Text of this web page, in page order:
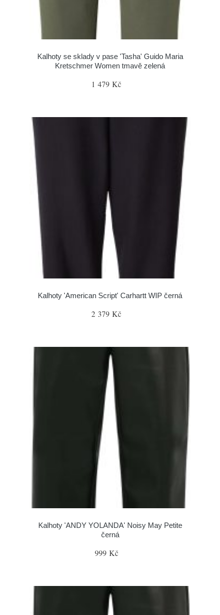
Kalhoty se sklady v pase 'Tasha' Guido Maria
Kretschmer Women tmavě zelená
1 479 Kč
Kalhoty 'American Script' Carhartt WIP černá
2 379 Kč
Kalhoty 'ANDY YOLANDA' Noisy May Petite
černá
999 Kč